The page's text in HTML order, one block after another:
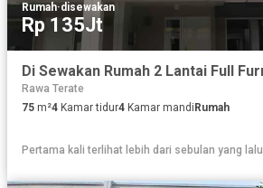
Rumah·disewakan
Rp 135Jt
Rawa Terate
75 m²4 Kamar tidur4 Kamar mandiRumah
Pertama kali terlihat lebih dari sebulan yang lalu